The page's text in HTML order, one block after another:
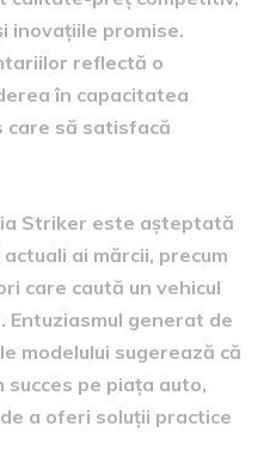
inovațiile promise.
reflectă o
în capacitatea
care să satisfacă
Striker este așteptată
ai mărcii, precum
care caută un vehicul
Entuziasmul generat de
modelului sugerează că
pe piața auto,
a oferi soluții practice